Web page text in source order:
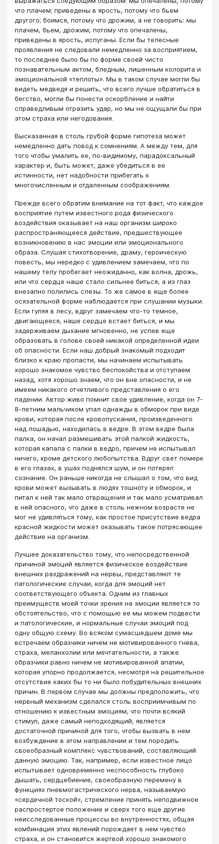
что плачем; приведены в ярость, потому что бьем
другого; боимся, потому что дрожим, а не говорить: мы
плачем, бьем, дрожим, потому что опечалены,
приведены в ярость, испуганы. Если бы телесные
проявления не следовали немедленно за восприятием,
то последнее было бы по форме своей чисто
познавательным актом, бледным, лишенным колорита и
эмоциональной «теплоты». Мы в таком случае могли бы
видеть медведя и решить, что всего лучше обратиться в
бегство, могли бы понести оскорбление и найти
справедливым отразить удар, но мы не ощущали бы при
этом страха или негодования.
Высказанная в столь грубой форме гипотеза может
немедленно дать повод к сомнениям. А между тем, для
того чтобы умалить ее, по-видимому, парадоксальный
характер и, быть может, даже убедиться в ее
истинности, нет надобности прибегать к
многочисленным и отдаленным соображениям.
Прежде всего обратим внимание на тот факт, что каждое
восприятие путем известного рода физического
воздействия оказывает на наш организм широко
распространяющееся действие, предшествующее
возникновению в нас эмоции или эмоционального
образа. Слушая стихотворение, драму, героическую
повесть, мы нередко с удивлением замечаем, что по
нашему телу пробегает неожиданно, как волна, дрожь,
или что сердце наше стало сильнее биться, а из глаз
внезапно полились слезы. То же самое в еще более
осязательной форме наблюдается при слушании музыки.
Если гуляя в лесу, вдруг замечаем что-то темное,
двигающееся, наше сердце встает биться, и мы
задерживаем дыхание мгновенно, не успев еще
образовать в голове своей никакой определенной идеи
об опасности. Если наш добрый знакомый подходит
близко к краю пропасти, мы начинаем испытывать
хорошо знакомое чувство беспокойства и отступаем
назад, хотя хорошо знаем, что он вне опасности, и не
имеем никакого отчетливого представления о его
падении. Автор живо помнит свое удивление, когда он 7-
8-летним мальчиком упал однажды в обморок при виде
крови, которая после кровопускания, произведенного
над лошадью, находилась в ведре. В этом ведре была
палка, он начал размешивать этой палкой жидкость,
которая капала с палки в ведро, причем не испытывал
ничего, кроме детского любопытства. Вдруг свет померк
в его глазах, в ушах поднялся шум, и он потерял
сознание. Он раньше никогда не слышал о том, что вид
крови может вызывать в людях тошноту и обморок, и
питал к ней так мало отвращения и так мало усматривал
в ней опасного, что даже в столь нежном возрасте не
мог не удивляться тому, как простое присутствие ведра
красной жидкости может оказывать такое потрясающее
действие на организм.
Лучшее доказательство тому, что непосредственной
причиной эмоций является физическое воздействие
внешних раздражений на нервы, представляют те
патологические случаи, когда для эмоций нет
соответствующего объекта. Одним из главных
преимуществ моей точки зрения на эмоции является то
обстоятельство, что с помощью ее мы можем подвести
и патологические, и нормальные случаи эмоций под
одну общую схему. Во всяком сумасшедшем доме мы
встречаем образчики ничем не мотивированного гнева,
страха, меланхолии или мечтательности, а также
образчики равно ничем не мотивированной апатии,
которая упорно продолжается, несмотря на решительное
отсутствие каких бы то ни было побудительных внешних
причин. В первом случае мы должны предположить, что
нервный механизм сделался столь восприимчивым по
отношению к известным эмоциям, что почти всякий
стимул, даже самый неподходящий, является
достаточной причиной для того, чтобы вызвать в нем
возбуждение в этом направлении и тем породить
своеобразный комплекс чувствований, составляющий
данную эмоцию. Так, например, если известное лицо
испытывает одновременно неспособность глубоко
дышать, сердцебиение, своеобразную перемену в
функциях пневмогастрического нерва, называемую
«сердечной тоской», стремление принять неподвижное
распростертое положение и сверх того еще другие
неисследованные процессы во внутренностях, общая
комбинация этих явлений порождает в нем чувство
страха, и он становится жертвой хорошо знакомого